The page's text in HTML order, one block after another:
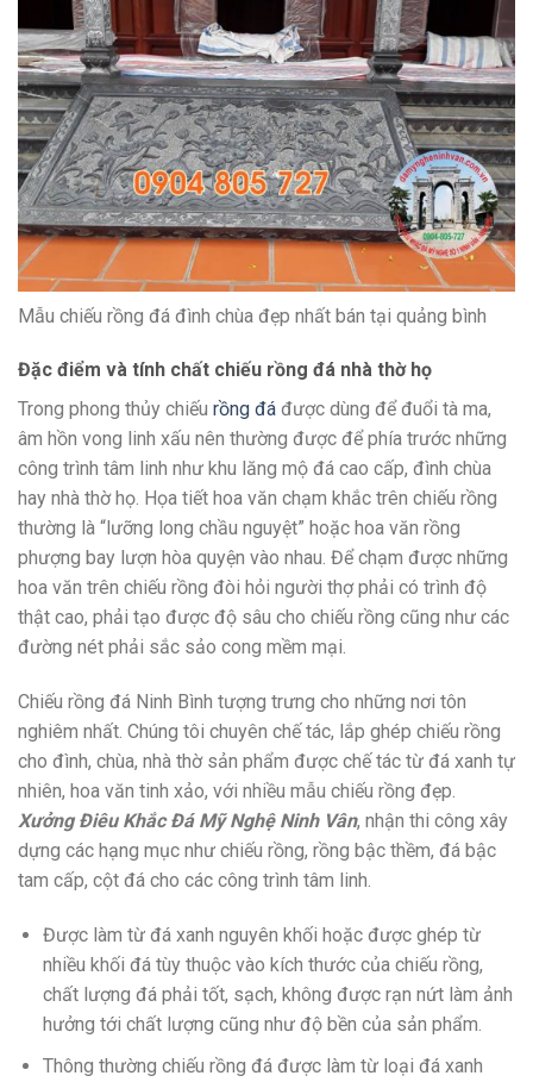
Mẫu chiếu rồng đá đình chùa đẹp nhất bán tại quảng bình
Đặc điểm và tính chất chiếu rồng đá nhà thờ họ
Trong phong thủy chiếu rồng đá được dùng để đuổi tà ma,
âm hồn vong linh xấu nên thường được để phía trước những
công trình tâm linh như khu lăng mộ đá cao cấp, đình chùa
hay nhà thờ họ. Họa tiết hoa văn chạm khắc trên chiếu rồng
thường là “lưỡng long chầu nguyệt” hoặc hoa văn rồng
phượng bay lượn hòa quyện vào nhau. Để chạm được những
hoa văn trên chiếu rồng đòi hỏi người thợ phải có trình độ
thật cao, phải tạo được độ sâu cho chiếu rồng cũng như các
đường nét phải sắc sảo cong mềm mại.
Chiếu rồng đá Ninh Bình tượng trưng cho những nơi tôn
nghiêm nhất. Chúng tôi chuyên chế tác, lắp ghép chiếu rồng
cho đình, chùa, nhà thờ sản phẩm được chế tác từ đá xanh tự
nhiên, hoa văn tinh xảo, với nhiều mẫu chiếu rồng đẹp.
Xưởng Điêu Khắc Đá Mỹ Nghệ Ninh Vân, nhận thi công xây
dựng các hạng mục như chiếu rồng, rồng bậc thềm, đá bậc
tam cấp, cột đá cho các công trình tâm linh.
Được làm từ đá xanh nguyên khối hoặc được ghép từ
nhiều khối đá tùy thuộc vào kích thước của chiếu rồng,
chất lượng đá phải tốt, sạch, không được rạn nứt làm ảnh
hưởng tới chất lượng cũng như độ bền của sản phẩm.
Thông thường chiếu rồng đá được làm từ loại đá xanh